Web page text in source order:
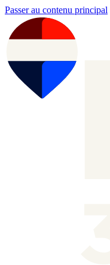
Passer au contenu principal